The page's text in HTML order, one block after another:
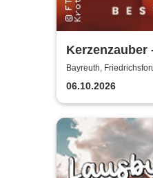
Kerzenzauber
Bayreuth,
06.10.2026